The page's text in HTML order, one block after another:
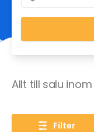
Allt till salu inom
Filter